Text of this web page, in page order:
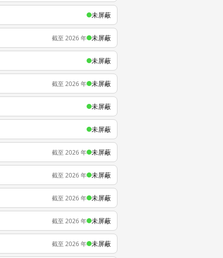
未屏蔽
截至 2026 年 未屏蔽
未屏蔽
截至 2026 年 未屏蔽
未屏蔽
未屏蔽
截至 2026 年 未屏蔽
截至 2026 年 未屏蔽
截至 2026 年 未屏蔽
截至 2026 年 未屏蔽
截至 2026 年 未屏蔽